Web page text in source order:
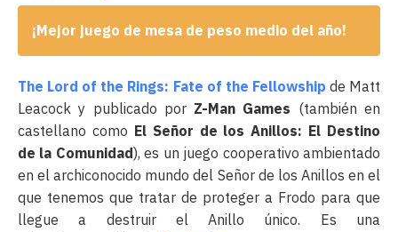
¡Mejor juego de mesa de peso medio del año!
The Lord of the Rings: Fate of the Fellowship de Matt
Leacock y publicado por Z-Man Games (también en
castellano como El Señor de los Anillos: El Destino
de la Comunidad), es un juego cooperativo ambientado
en el archiconocido mundo del Señor de los Anillos en el
que tenemos que tratar de proteger a Frodo para que
llegue a destruir el Anillo único. Es una